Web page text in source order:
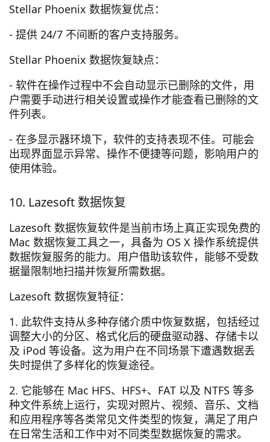
Stellar Phoenix 数据恢复优点：
- 提供 24/7 不间断的客户支持服务。
Stellar Phoenix 数据恢复缺点：
- 软件在操作过程中不会自动显示已删除的文件，用
户需要手动进行相关设置或操作才能查看已删除的文
件列表。
- 在多显示器环境下，软件的支持表现不佳。可能会
出现界面显示异常、操作不便捷等问题，影响用户的
使用体验。
10. Lazesoft 数据恢复
Lazesoft 数据恢复软件是当前市场上真正实现免费的
Mac 数据恢复工具之一，具备为 OS X 操作系统提供
数据恢复服务的能力。用户借助该软件，能够不受数
据量限制地扫描并恢复所需数据。
Lazesoft 数据恢复特征：
1. 此软件支持从多种存储介质中恢复数据，包括经过
调整大小的分区、格式化后的硬盘驱动器、存储卡以
及 iPod 等设备。这为用户在不同场景下遭遇数据丢
失时提供了多样化的恢复途径。
2. 它能够在 Mac HFS、HFS+、FAT 以及 NTFS 等多
种文件系统上运行，实现对照片、视频、音乐、文档
和应用程序等各类常见文件类型的恢复，满足了用户
在日常生活和工作中对不同类型数据恢复的需求。